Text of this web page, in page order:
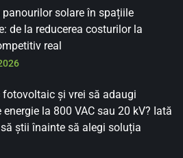
panourilor solare în spațiile
de la reducerea costurilor la
real
fotovoltaic și vrei să adaugi
energie la 800 VAC sau 20 kV? Iată
știi înainte să alegi soluția